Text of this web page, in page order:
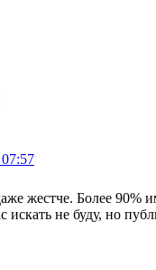
жестче. Более 90%
искать не буду, но